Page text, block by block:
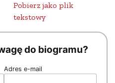
Pobierz jako plik
tekstowy
do biogramu?
Adres e-mail